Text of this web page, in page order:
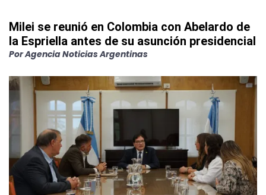
Milei se reunió en Colombia con Abelardo de
la Espriella antes de su asunción presidencial
PorAgencia Noticias Argentinas